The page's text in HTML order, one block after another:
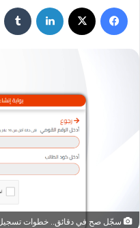
فيسبوك لينكدإن
سجّل صح في دقائق.. خطوات تسجيل استمارة